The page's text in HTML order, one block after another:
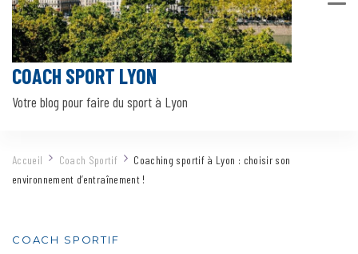
COACH SPORT LYON
Votre blog pour faire du sport à Lyon
Accueil Coach Sportif
Coaching sportif à Lyon : choisir son
environnement d’entraînement !
COACH SPORTIF